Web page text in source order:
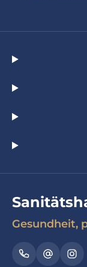
Gesundheit,